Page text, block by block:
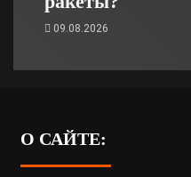
09.08.2026
О САЙТЕ: